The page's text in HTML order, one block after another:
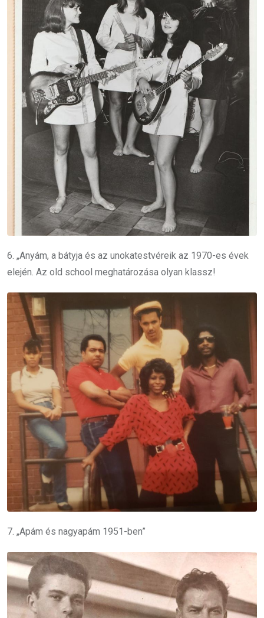
6. „Anyám, a bátyja és az unokatestvéreik az 1970-es évek
elején. Az old school meghatározása olyan klassz!
7. „Apám és nagyapám 1951-ben”